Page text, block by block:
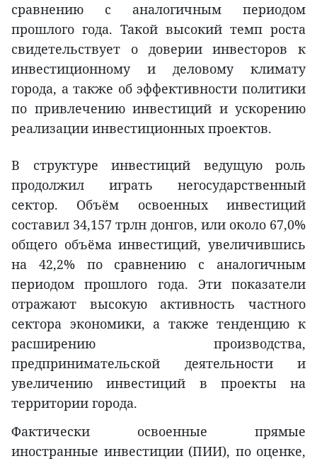
сравнению с аналогичным периодом
прошлого года. Такой высокий темп роста
свидетельствует о доверии инвесторов к
инвестиционному и деловому климату
города, а также об эффективности политики
по привлечению инвестиций и ускорению
реализации инвестиционных проектов.
В структуре инвестиций ведущую роль
продолжил играть негосударственный
сектор. Объём освоенных инвестиций
составил 34,157 трлн донгов, или около 67,0%
общего объёма инвестиций, увеличившись
на 42,2% по сравнению с аналогичным
периодом прошлого года. Эти показатели
отражают высокую активность частного
сектора экономики, а также тенденцию к
расширению производства,
предпринимательской деятельности и
увеличению инвестиций в проекты на
территории города.
Фактически освоенные прямые
иностранные инвестиции (ПИИ), по оценке,